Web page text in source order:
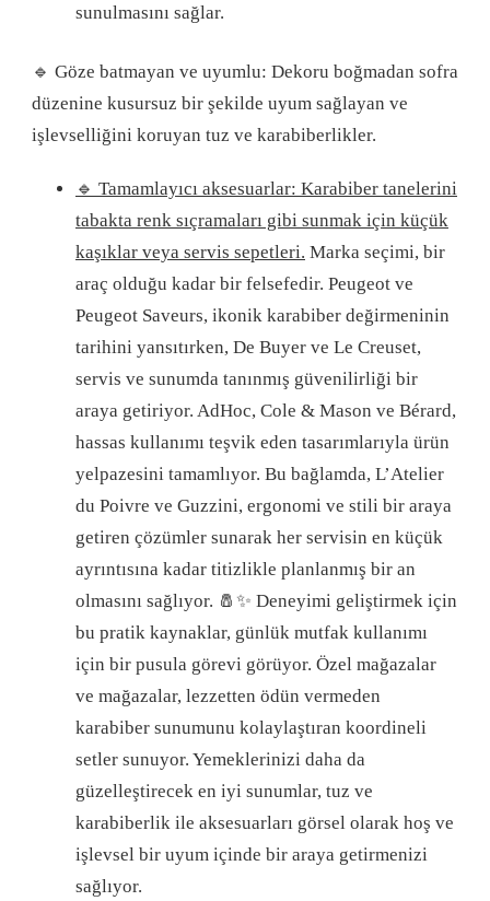
sunulmasını sağlar.
🔹 Göze batmayan ve uyumlu: Dekoru boğmadan sofra
düzenine kusursuz bir şekilde uyum sağlayan ve
işlevselliğini koruyan tuz ve karabiberlikler.
🔹 Tamamlayıcı aksesuarlar: Karabiber tanelerini
tabakta renk sıçramaları gibi sunmak için küçük
kaşıklar veya servis sepetleri. Marka seçimi, bir
araç olduğu kadar bir felsefedir. Peugeot ve
Peugeot Saveurs, ikonik karabiber değirmeninin
tarihini yansıtırken, De Buyer ve Le Creuset,
servis ve sunumda tanınmış güvenilirliği bir
araya getiriyor. AdHoc, Cole & Mason ve Bérard,
hassas kullanımı teşvik eden tasarımlarıyla ürün
yelpazesini tamamlıyor. Bu bağlamda, L’Atelier
du Poivre ve Guzzini, ergonomi ve stili bir araya
getiren çözümler sunarak her servisin en küçük
ayrıntısına kadar titizlikle planlanmış bir an
olmasını sağlıyor. 🧂✨ Deneyimi geliştirmek için
bu pratik kaynaklar, günlük mutfak kullanımı
için bir pusula görevi görüyor. Özel mağazalar
ve mağazalar, lezzetten ödün vermeden
karabiber sunumunu kolaylaştıran koordineli
setler sunuyor. Yemeklerinizi daha da
güzelleştirecek en iyi sunumlar, tuz ve
karabiberlik ile aksesuarları görsel olarak hoş ve
işlevsel bir uyum içinde bir araya getirmenizi
sağlıyor.